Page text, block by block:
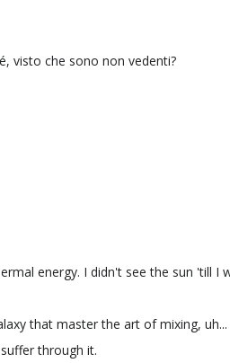
visto che sono non vedenti?
energy. I didn't see the sun 'till I
that master the art of mixing,
through it.